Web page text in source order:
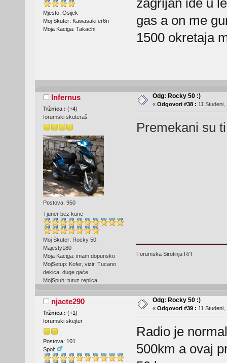
Mjesto: Osijek
Moj Skuter: Kawasaki er6n
Moja Kaciga: Takachi
zagrijan ide u
gas a on me
1500 okretaja
Infernus
Tržnica : (+4)
forumski skuteraš
Postova: 950
Tjuner bez kune
Moj Skuter: Rocky 50,
Majesty180
Moja Kaciga: imam dopunsko
MojSetup: Kofer, vizir, Tucano
dekica, duge gaće
MojSpuh: tutuz replica
Odg: Rocky 50 :)
« Odgovori #38 : 11 Studeni,
Premekani su
Forumska Sirotinja R/T
njacte290
Tržnica : (+1)
forumski skejter
Postova: 101
Spol:
Odg: Rocky 50 :)
« Odgovori #39 : 11 Studeni,
Radio je
500km a ovaj